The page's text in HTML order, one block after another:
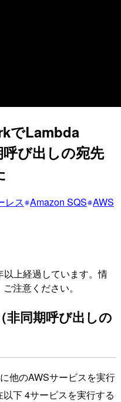
でLambda
び出しの宛先
レス Amazon SQS AWS
上経過しています。情
注意ください。
同期呼び出しの
他のAWSサービスを実行
下 4サービスを実行する